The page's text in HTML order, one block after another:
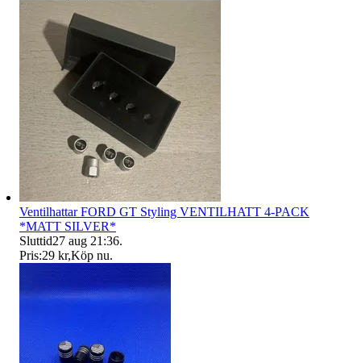
Ventilhattar FORD GT Styling VENTILHATT 4-PACK
*MATT SILVER*
Sluttid27 aug 21:36.
Pris:29 kr,Köp nu.